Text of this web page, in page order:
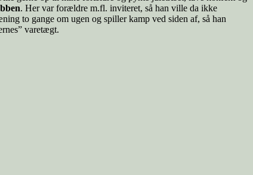
. Her var forældre m.fl. inviteret, så han ville da ikke
to gange om ugen og spiller kamp ved siden af, så han
varetægt.